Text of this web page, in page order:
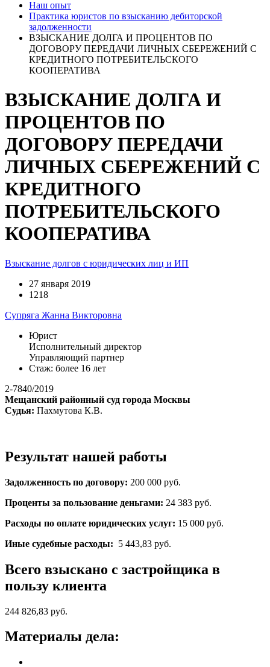
Наш опыт
Практика юристов по взысканию дебиторской
задолженности
ВЗЫСКАНИЕ ДОЛГА И ПРОЦЕНТОВ ПО
ДОГОВОРУ ПЕРЕДАЧИ ЛИЧНЫХ СБЕРЕЖЕНИЙ С
КРЕДИТНОГО ПОТРЕБИТЕЛЬСКОГО
КООПЕРАТИВА
ВЗЫСКАНИЕ ДОЛГА И
ПРОЦЕНТОВ ПО
ДОГОВОРУ ПЕРЕДАЧИ
ЛИЧНЫХ СБЕРЕЖЕНИЙ С
КРЕДИТНОГО
ПОТРЕБИТЕЛЬСКОГО
КООПЕРАТИВА
Взыскание долгов с юридических лиц и ИП
27 января 2019
1218
Супряга Жанна Викторовна
Юрист
Исполнительный директор
Управляющий партнер
Стаж: более 16 лет
2-7840/2019
Мещанский районный суд города Москвы
Судья: Пахмутова К.В.
Результат нашей работы
Задолженность по договору: 200 000 руб.
Проценты за пользование деньгами: 24 383 руб.
Расходы по оплате юридических услуг: 15 000 руб.
Иные судебные расходы: 5 443,83 руб.
Всего взыскано с застройщика в
пользу клиента
244 826,83 руб.
Материалы дела: